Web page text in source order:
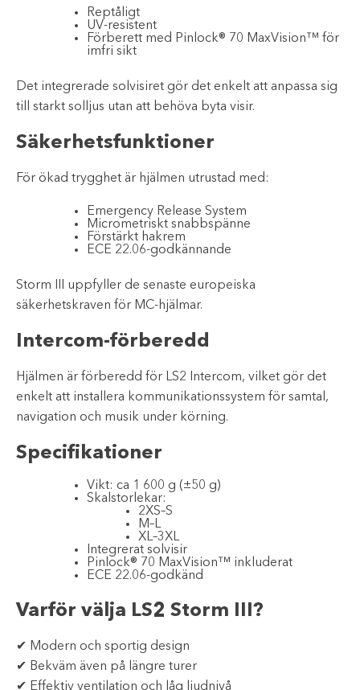
Reptåligt
UV-resistent
Förberett med Pinlock® 70 MaxVision™ för
imfri sikt
Det integrerade solvisiret gör det enkelt att anpassa sig
till starkt solljus utan att behöva byta visir.
Säkerhetsfunktioner
För ökad trygghet är hjälmen utrustad med:
Emergency Release System
Micrometriskt snabbspänne
Förstärkt hakrem
ECE 22.06-godkännande
Storm III uppfyller de senaste europeiska
säkerhetskraven för MC-hjälmar.
Intercom-förberedd
Hjälmen är förberedd för LS2 Intercom, vilket gör det
enkelt att installera kommunikationssystem för samtal,
navigation och musik under körning.
Specifikationer
Vikt: ca 1 600 g (±50 g)
Skalstorlekar:
2XS–S
M–L
XL–3XL
Integrerat solvisir
Pinlock® 70 MaxVision™ inkluderat
ECE 22.06-godkänd
Varför välja LS2 Storm III?
✔ Modern och sportig design
✔ Bekväm även på längre turer
✔ Effektiv ventilation och låg ljudnivå